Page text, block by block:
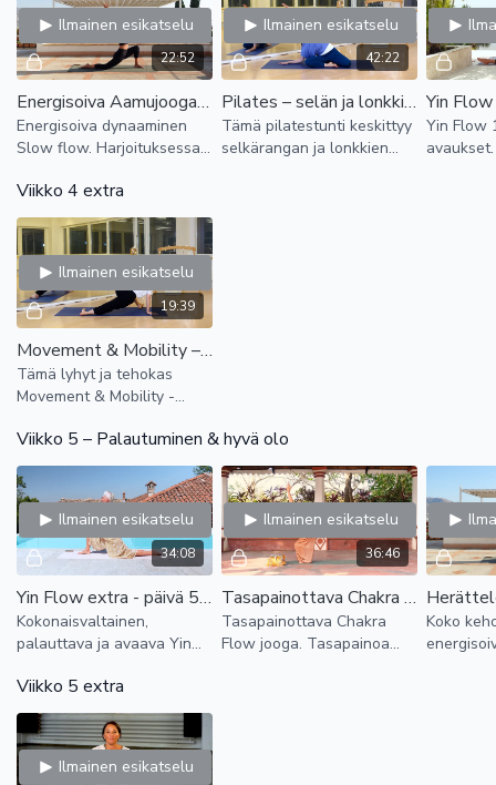
22:52
Ilmainen esikatselu
Energisoiva Aamujooga - Dynaaminen Slow flow
Energisoiva dynaaminen
Slow flow. Harjoituksessa
liikkeitä ja dynaamista
virtausta sekä
taaksetaivutuksia.
42:22
Ilmainen esikatselu
Pilates – selän ja lonkkien liikkuvuus
Tämä pilatestunti keskittyy
selkärangan ja lonkkien
Yin Flow
Viikko 4 extra
19:39
Ilmainen esikatselu
Movement & Mobility – ylävartalon ja lonkkien herättely (20 min)
Tämä lyhyt ja tehokas
Movement & Mobility -
liikkuvuutta ja vapautta
arjen keskellä.
Viikko 5 – Palautuminen & hyvä olo
34:08
Ilmainen esikatselu
Yin Flow extra - päivä 5, palauttava
Kokonaisvaltainen,
palauttava ja avaava Yin
dynaamisten flow jooga -
harjoitusten jälkeen tai
vuorotellen niiden kanssa
36:46
Ilmainen esikatselu
Tasapainottava Chakra Flow - harjoittele päivittäin ja tasapainota elämääsi!
Tasapainottava Chakra
Flow jooga. Tasapainoa
Koko
Viikko 5 extra
Ilmainen esikatselu